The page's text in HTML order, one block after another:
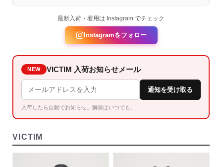
最新入荷・着用は Instagram でチェック
Instagramをフォロー
NEW VICTIM 入荷お知らせメール
通知を受け取る
入荷したら自動でお知らせ。解除はいつでも。
VICTIM